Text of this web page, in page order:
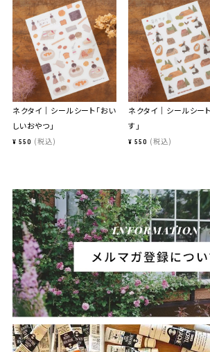
ネクタイ｜シールシート「おい
しいおやつ」
¥ 550 税込
ネクタイ｜シールシー
す」
¥ 550 税込